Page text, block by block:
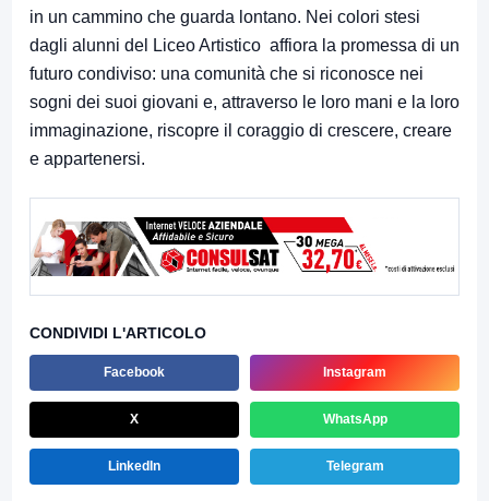
in un cammino che guarda lontano. Nei colori stesi
dagli alunni del Liceo Artistico affiora la promessa di un
futuro condiviso: una comunità che si riconosce nei
sogni dei suoi giovani e, attraverso le loro mani e la loro
immaginazione, riscopre il coraggio di crescere, creare
e appartenersi.
CONDIVIDI L'ARTICOLO
Facebook Instagram
X WhatsApp
LinkedIn Telegram